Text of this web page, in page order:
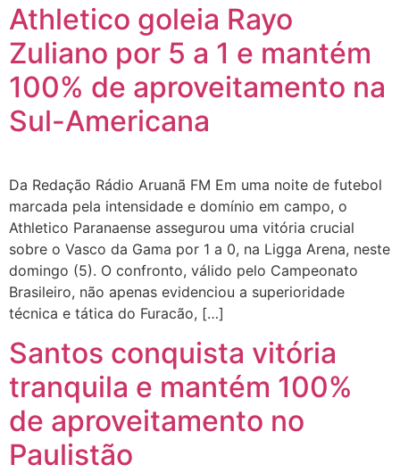
Athletico goleia Rayo
Zuliano por 5 a 1 e mantém
100% de aproveitamento na
Sul-Americana
Da Redação Rádio Aruanã FM Em uma noite de futebol
marcada pela intensidade e domínio em campo, o
Athletico Paranaense assegurou uma vitória crucial
sobre o Vasco da Gama por 1 a 0, na Ligga Arena, neste
domingo (5). O confronto, válido pelo Campeonato
Brasileiro, não apenas evidenciou a superioridade
técnica e tática do Furacão, […]
Santos conquista vitória
tranquila e mantém 100%
de aproveitamento no
Paulistão